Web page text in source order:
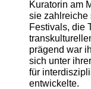
Kuratorin am
sie zahlreiche
Festivals, die
prägend war
sich unter
für
entwickelte.